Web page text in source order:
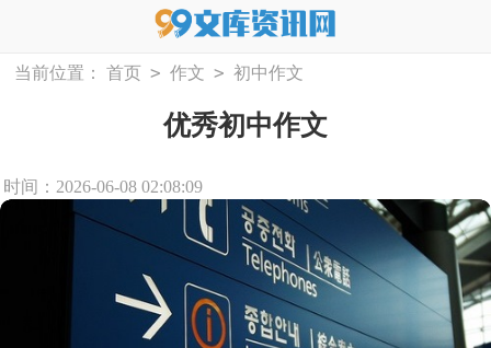
当前位置： 首页 > 作文 > 初中作文
优秀初中作文
时间：2026-06-08 02:08:09